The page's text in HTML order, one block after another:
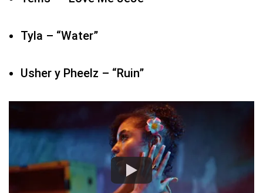
15. Video for Good (Video para el bien)
Alexander Stewart – “If You Only Knew”